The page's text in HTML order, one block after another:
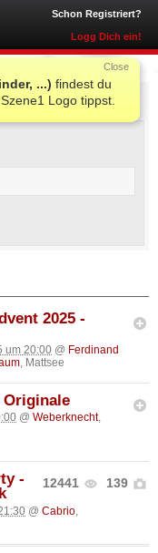
Schon Registriert?
Logg Dich ein!
...) findest du
Logo tippst.
Close
2025 -
um 20:00 @ Ferdinand
, Mattsee
Originale
@ Weberknecht,
12441 139
-
@ Cabrio